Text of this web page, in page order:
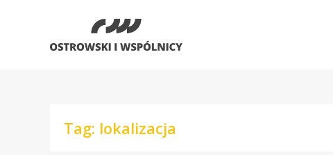
Tag: lokalizacja